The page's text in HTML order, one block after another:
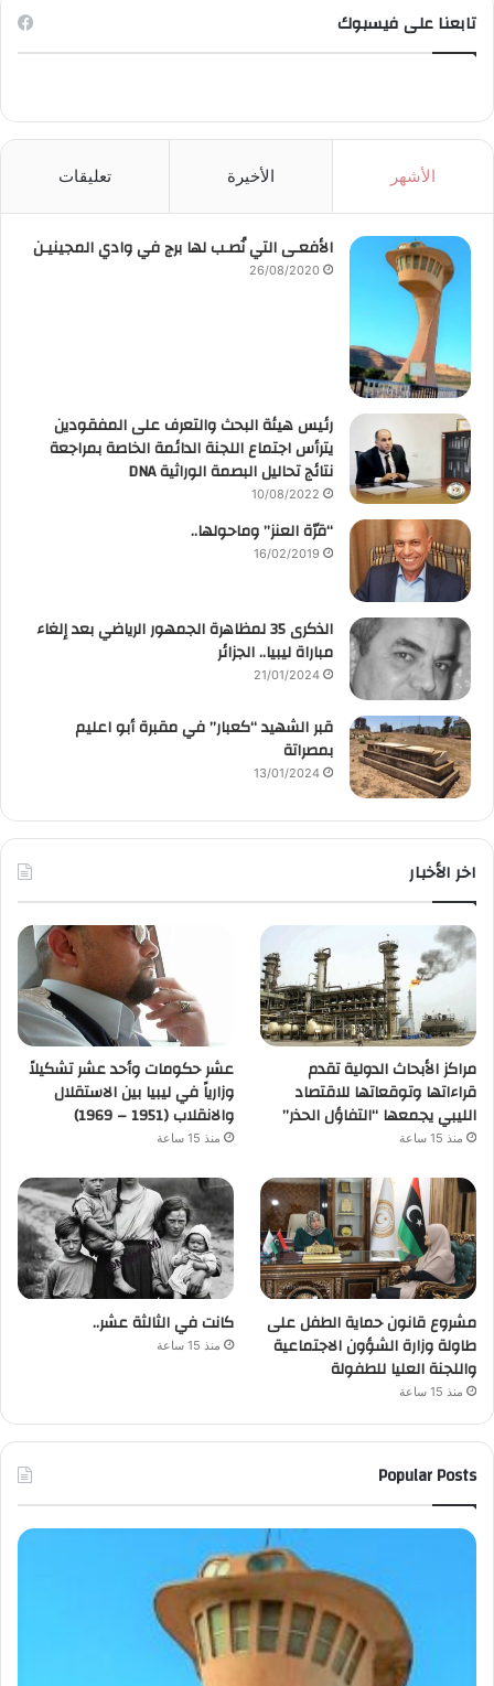
تابعنا على فيسبوك
الأشهر الأخيرة تعليقات
الأفعـى التي نُصـب لها برج في وادي المجينيـن
26/08/2020
رئيس هيئة البحث والتعرف على المفقودين
يترأس اجتماع اللجنة الدائمة الخاصة بمراجعة
نتائج تحاليل البصمة الوراثية DNA
10/08/2022
“قرّة العنز” وماحولها..
16/02/2019
الذكرى 35 لمظاهرة الجمهور الرياضي بعد إلغاء
مباراة ليبيا.. الجزائر
21/01/2024
قبر الشهيد “كعبار” في مقبرة أبو اعليم
بمصراتة
13/01/2024
اخر الأخبار
مراكز الأبحاث الدولية تقدم
قراءاتها وتوقعاتها للاقتصاد
الليبي يجمعها “التفاؤل الحذر”
منذ 15 ساعة
عشر حكومات وأحد عشر تشكيلاً
وزارياً في ليبيا بين الاستقلال
والانقلاب (1951 – 1969)
منذ 15 ساعة
مشروع قانون حماية الطفل على
طاولة وزارة الشؤون الاجتماعية
واللجنة العليا للطفولة
منذ 15 ساعة
كانت في الثالثة عشر..
منذ 15 ساعة
Popular Posts